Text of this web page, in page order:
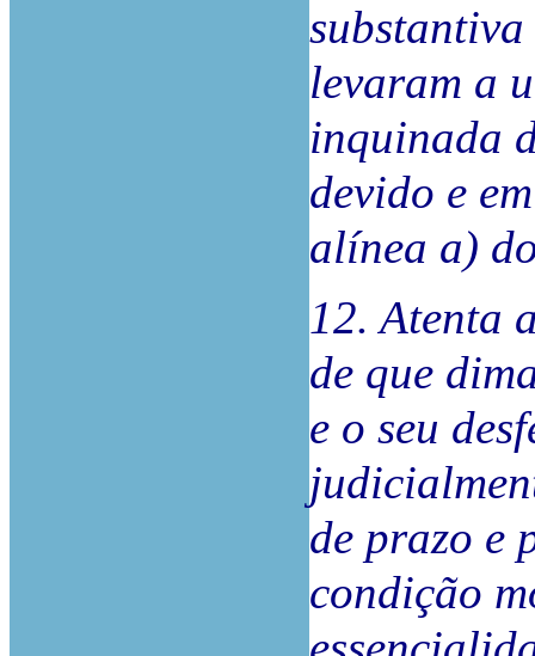
levaram a
inquinada
devido e
alínea a)
12. Atenta
de que
e o seu
de prazo e
condição